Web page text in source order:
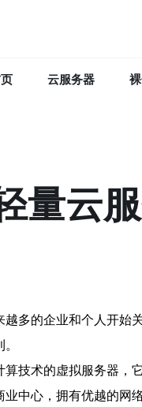
云服务器
量云
越多的企业和个人开
技术的虚拟服务器，
中心，拥有优越的网